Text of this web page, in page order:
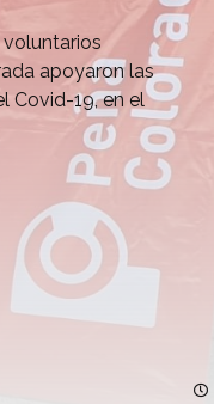
voluntarios
apoyaron las
Covid-19, en el